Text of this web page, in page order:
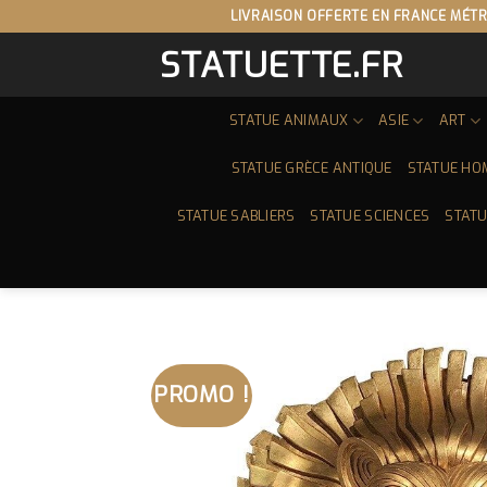
to
LIVRAISON OFFERTE EN FRANCE
STATUETTE.FR
STATUE ANIMAUX ASIE ART
STATUE GRÈCE ANTIQUE STATUE
STATUE SABLIERS STATUE SCIENCES
PROMO !